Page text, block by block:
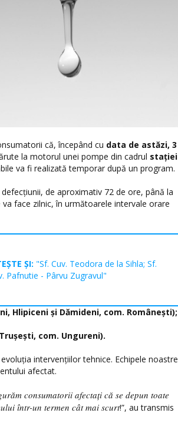
că, începând cu data de astăzi, 3
la motorul unei pompe din cadrul stației
va fi realizată temporar după un program.
de aproximativ 72 de ore, până la
face zilnic, în următoarele intervale orare
ȘI: "Sf. Cuv. Teodora de la Sihla; Sf.
Pafnutie - Pârvu Zugravul"
Hlipiceni și Dămideni, com. Românești);
com. Ungureni).
intervențiilor tehnice. Echipele noastre
afectat.
consumatorii afectați că se depun toate
într-un termen cât mai scurt!”, au transmis